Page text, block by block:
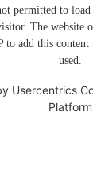
permitted to
The website
to add this
used.
Usercentrics
Platform